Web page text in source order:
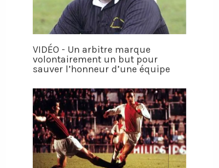
VIDÉO - Un arbitre marque
volontairement un but pour
sauver l’honneur d’une équipe